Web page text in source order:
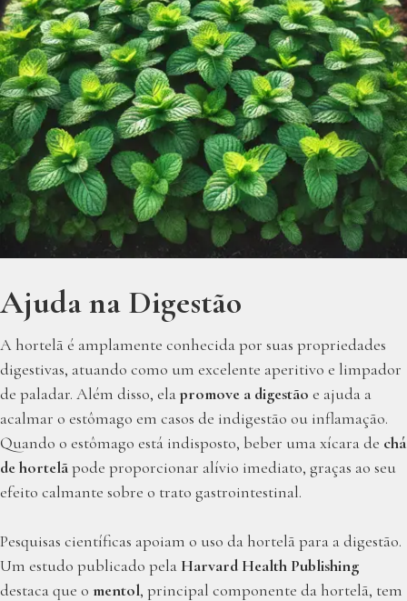
Ajuda na Digestão
A hortelã é amplamente conhecida por suas propriedades
digestivas, atuando como um excelente aperitivo e limpador
de paladar. Além disso, elapromove a digestão e ajuda a
acalmar o estômago em casos de indigestão ou inflamação.
Quando o estômago está indisposto, beber uma xícara de chá
de hortelãpode proporcionar alívio imediato, graças ao seu
efeito calmante sobre o trato gastrointestinal.
Pesquisas científicas apoiam o uso da hortelã para a digestão.
Um estudo publicado pela Harvard Health Publishing
destaca que o mentol, principal componente da hortelã, tem